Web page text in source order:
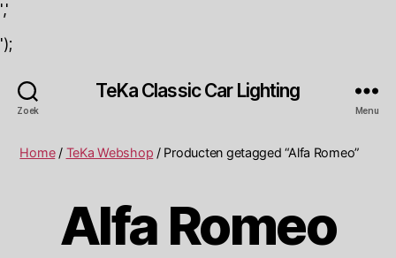
','
');
Zoek
TeKa Classic Car Lighting
Menu
Home/ TeKa Webshop / Producten getagged “Alfa Romeo”
Alfa Romeo